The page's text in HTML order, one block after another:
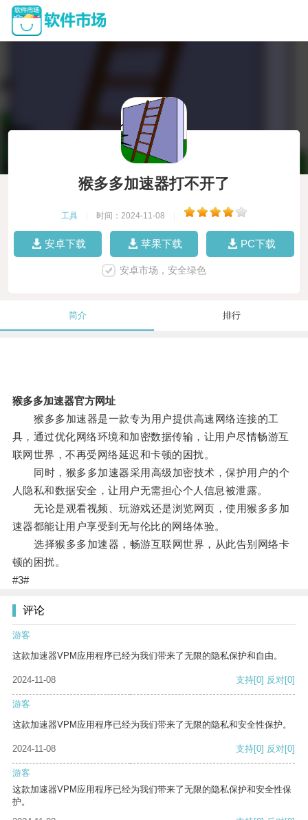
猴多多加速器打不开了
工具 时间：2024-11-08
安卓下载 苹果下载 PC下载
安卓市场，安全绿色
简介 排行
猴多多加速器官方网址
猴多多加速器是一款专为用户提供高速网络连接的工
具，通过优化网络环境和加密数据传输，让用户尽情畅游互
联网世界，不再受网络延迟和卡顿的困扰。
同时，猴多多加速器采用高级加密技术，保护用户的个
人隐私和数据安全，让用户无需担心个人信息被泄露。
无论是观看视频、玩游戏还是浏览网页，使用猴多多加
速器都能让用户享受到无与伦比的网络体验。
选择猴多多加速器，畅游互联网世界，从此告别网络卡
顿的困扰。
#3#
评论
游客
这款加速器VPM应用程序已经为我们带来了无限的隐私保护和自由。
2024-11-08 支持[0] 反对[0]
游客
这款加速器VPM应用程序已经为我们带来了无限的隐私和安全性保护。
2024-11-08 支持[0] 反对[0]
游客
这款加速器VPM应用程序已经为我们带来了无限的隐私保护和安全性保
护。